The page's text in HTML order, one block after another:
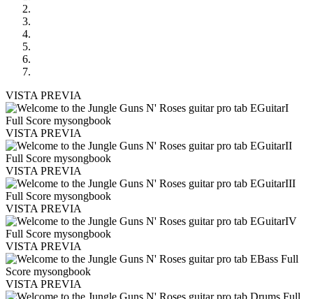
VISTA PREVIA
VISTA PREVIA
VISTA PREVIA
VISTA PREVIA
VISTA PREVIA
VISTA PREVIA